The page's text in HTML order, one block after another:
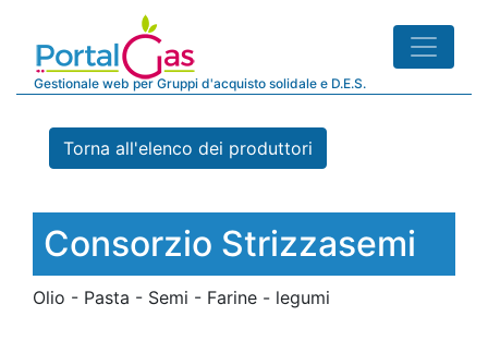
Gestionale web per Gruppi d'acquisto solidale e D.E.S.
Torna all'elenco dei produttori
Consorzio Strizzasemi
Olio - Pasta - Semi - Farine - legumi